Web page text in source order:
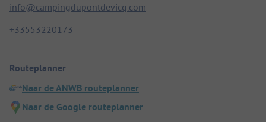
info@campingdupontdevicq.com
+33553220173
Routeplanner
Naar de ANWB routeplanner
Naar de Google routeplanner